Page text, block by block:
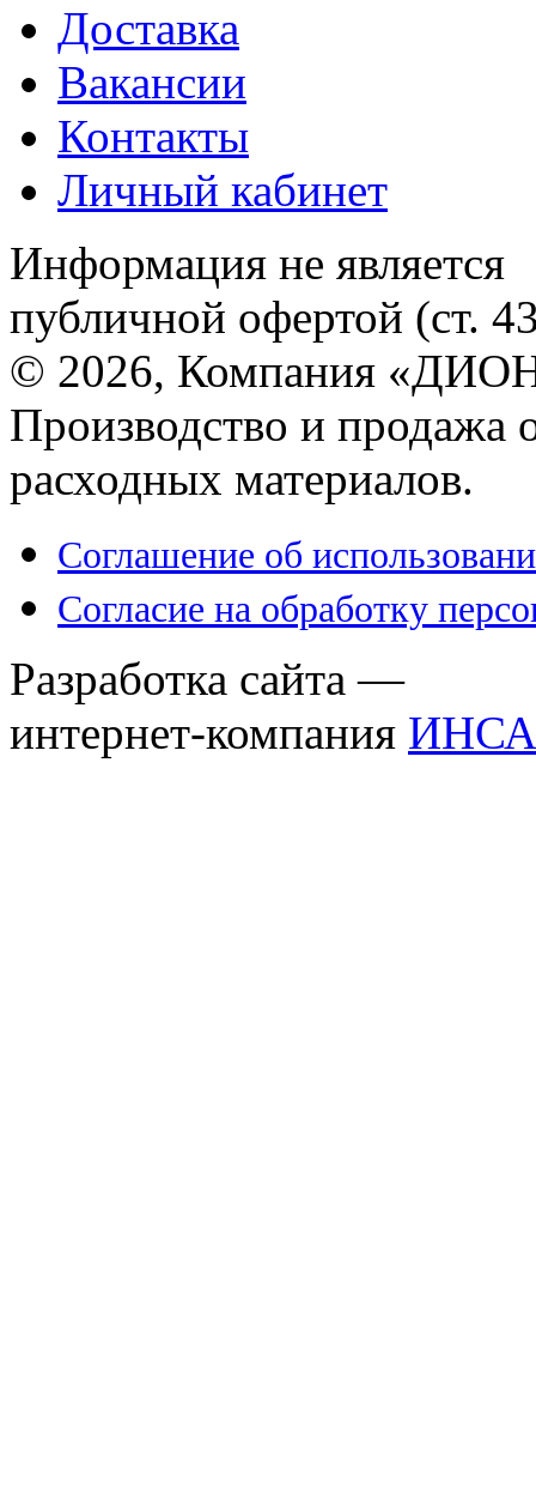
Доставка
Вакансии
Контакты
Личный кабинет
Информация не является
публичной офертой (ст.
© 2026, Компания
Производство и продажа
расходных материалов.
Соглашение об
Согласие на обработку
Разработка сайта —
интернет-компания